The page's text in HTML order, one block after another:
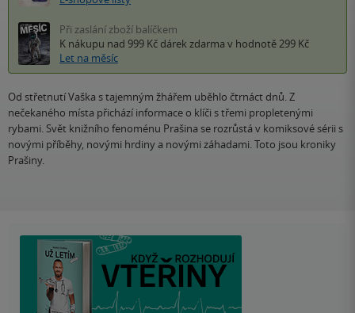
Při zaslání zboží balíčkem
K nákupu nad 999 Kč dárek zdarma v hodnotě 299 Kč
Let na měsíc
Od střetnutí Vaška s tajemným žhářem uběhlo čtrnáct dnů. Z
nečekaného místa přichází informace o klíči s třemi propletenými
rybami. Svět knižního fenoménu Prašina se rozrůstá v komiksové sérii s
novými příběhy, novými hrdiny a novými záhadami. Toto jsou kroniky
Prašiny.